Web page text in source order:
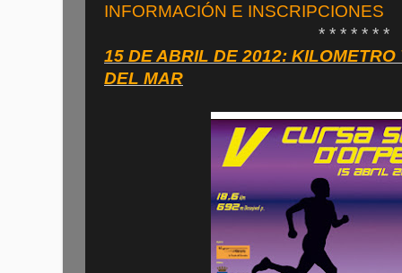
INFORMACIÓN E INSCRIPCIONES
* * * * * * *
15 DE ABRIL DE 2012:
DEL MAR